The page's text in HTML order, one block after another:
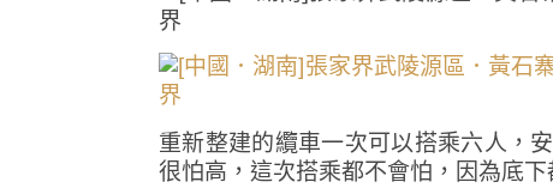
重新整建的纜車一次可以搭乘六人，
很怕高，這次搭乘都不會怕，因為底